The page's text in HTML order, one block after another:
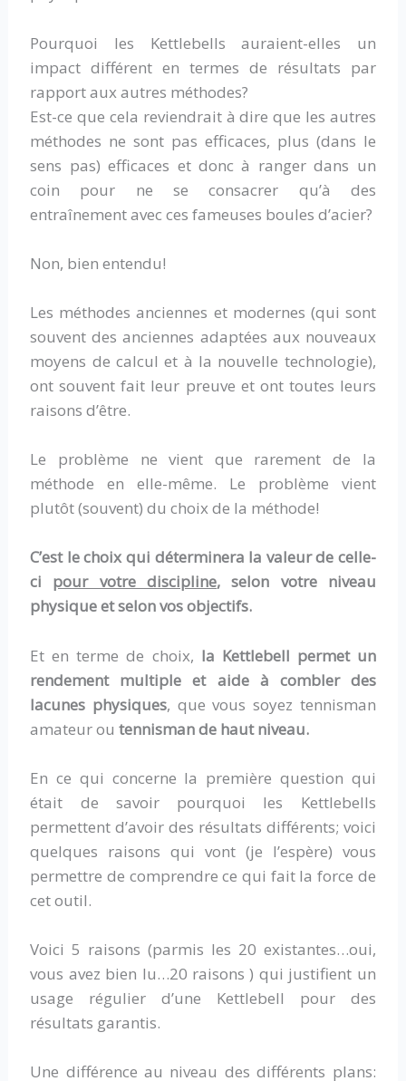
Pourquoi les Kettlebells auraient-elles un
impact différent en termes de résultats par
rapport aux autres méthodes?
Est-ce que cela reviendrait à dire que les autres
méthodes ne sont pas efficaces, plus (dans le
sens pas) efficaces et donc à ranger dans un
coin pour ne se consacrer qu’à des
entraînement avec ces fameuses boules d’acier?
Non, bien entendu!
Les méthodes anciennes et modernes (qui sont
souvent des anciennes adaptées aux nouveaux
moyens de calcul et à la nouvelle technologie),
ont souvent fait leur preuve et ont toutes leurs
raisons d’être.
Le problème ne vient que rarement de la
méthode en elle-même. Le problème vient
plutôt (souvent) du choix de la méthode!
C’est le choix qui déterminera la valeur de celle-
ci pour votre discipline, selon votre niveau
physique et selon vos objectifs.
Et en terme de choix, la Kettlebell permet un
rendement multiple et aide à combler des
lacunes physiques, que vous soyez tennisman
amateur ou tennisman de haut niveau.
En ce qui concerne la première question qui
était de savoir pourquoi les Kettlebells
permettent d’avoir des résultats différents; voici
quelques raisons qui vont (je l’espère) vous
permettre de comprendre ce qui fait la force de
cet outil.
Voici 5 raisons (parmis les 20 existantes…oui,
vous avez bien lu…20 raisons ) qui justifient un
usage régulier d’une Kettlebell pour des
résultats garantis.
Une différence au niveau des différents plans: